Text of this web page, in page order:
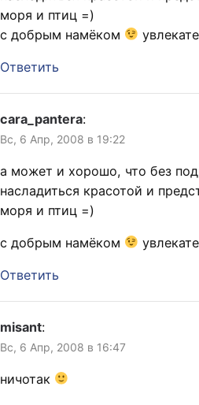
моря и птиц =)
с добрым намёком
Ответить
cara_pantera:
Вс, 6 Апр, 2008 в 19:22
а может и хорошо, что без
насладиться красотой и
моря и птиц =)
с добрым намёком
Ответить
misant:
Вс, 6 Апр, 2008 в 16:47
ничотак